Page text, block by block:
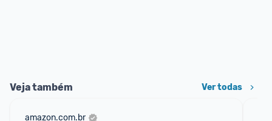
Veja também Ver todas
amazon.com.br